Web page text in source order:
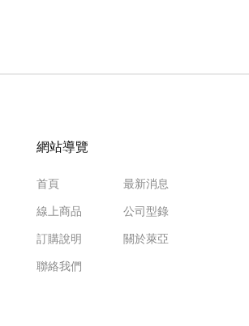
網站導覽
首頁 最新消息
線上商品 公司型錄
訂購說明 關於萊亞
聯絡我們